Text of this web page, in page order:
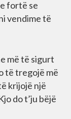
fortë se
vendime të
më të sigurt
të tregojë më
krijojë një
do t’ju bëjë